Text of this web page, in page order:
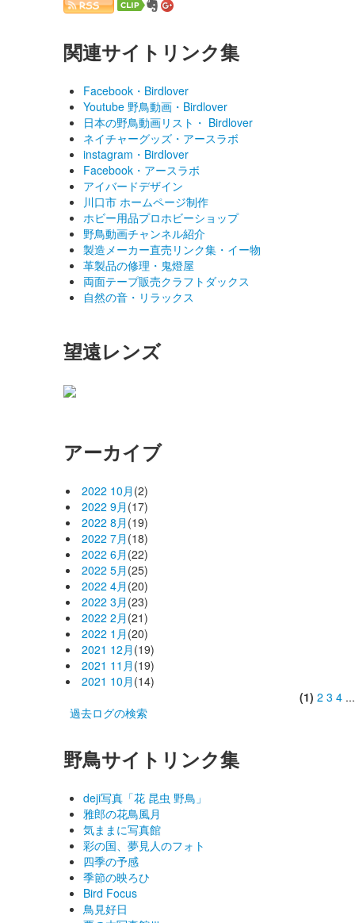
関連サイトリンク集
Facebook・Birdlover
Youtube 野鳥動画・Birdlover
日本の野鳥動画リスト・ Birdlover
ネイチャーグッズ・アースラボ
instagram・Birdlover
Facebook・アースラボ
アイバードデザイン
川口市 ホームページ制作
ホビー用品プロホビーショップ
野鳥動画チャンネル紹介
製造メーカー直売リンク集・イー物
革製品の修理・鬼燈屋
両面テープ販売クラフトダックス
自然の音・リラックス
望遠レンズ
アーカイブ
2022 10月 (2)
2022 9月 (17)
2022 8月 (19)
2022 7月 (18)
2022 6月 (22)
2022 5月 (25)
2022 4月 (20)
2022 3月 (23)
2022 2月 (21)
2022 1月 (20)
2021 12月 (19)
2021 11月 (19)
2021 10月 (14)
(1) 2 3 4
過去ログの検索
野鳥サイトリンク集
deji写真「花 昆虫 野鳥」
雅郎の花鳥風月
気ままに写真館
彩の国、夢見人のフォト
四季の予感
季節の映ろひ
Bird Focus
鳥見好日